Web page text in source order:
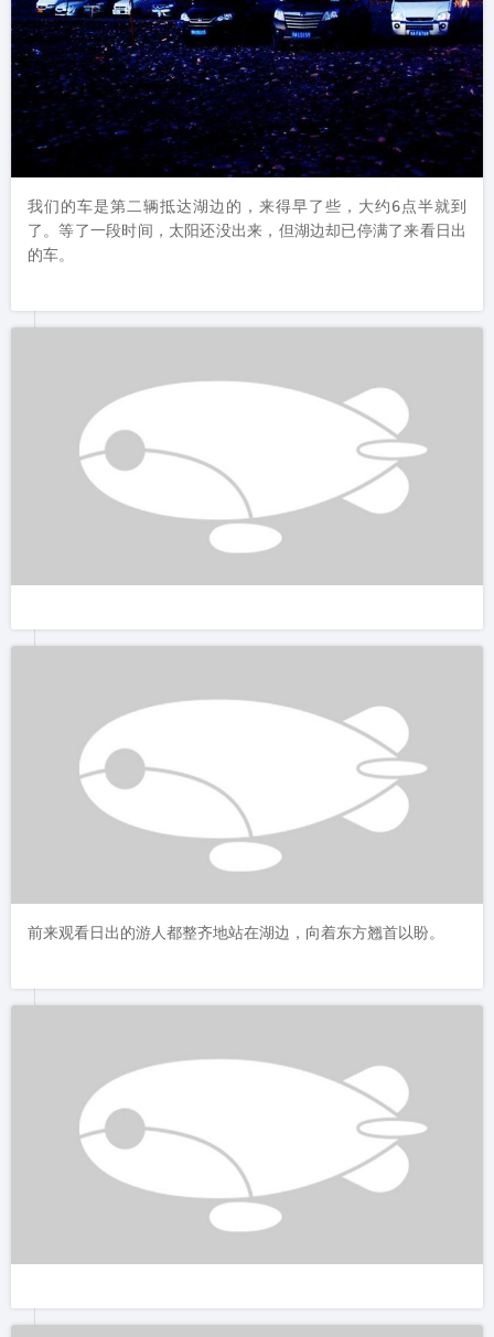
我们的车是第二辆抵达湖边的，来得早了些，大约6点半就到
了。等了一段时间，太阳还没出来，但湖边却已停满了来看日出
的车。